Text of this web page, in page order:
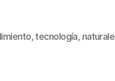
tecnología,